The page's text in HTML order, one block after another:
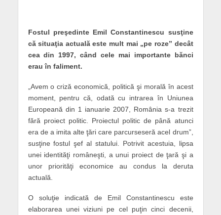
Fostul preşedinte Emil Constantinescu susţine
că situaţia actuală este mult mai „pe roze” decât
cea din 1997, când cele mai importante bănci
erau în faliment.
„Avem o criză economică, politică şi morală în acest
moment, pentru că, odată cu intrarea în Uniunea
Europeană din 1 ianuarie 2007, România s-a trezit
fără proiect politic. Proiectul politic de până atunci
era de a imita alte ţări care parcurseseră acel drum”,
susţine fostul şef al statului. Potrivit acestuia, lipsa
unei identităţi româneşti, a unui proiect de ţară şi a
unor priorităţi economice au condus la deruta
actuală.
O soluţie indicată de Emil Constantinescu este
elaborarea unei viziuni pe cel puţin cinci decenii,